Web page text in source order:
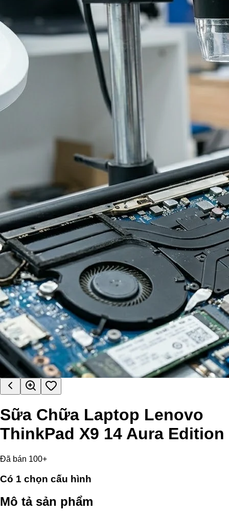
Sữa Chữa Laptop Lenovo
ThinkPad X9 14 Aura Edition
Đã bán 100+
Có 1 chọn cấu hình
Mô tả sản phẩm